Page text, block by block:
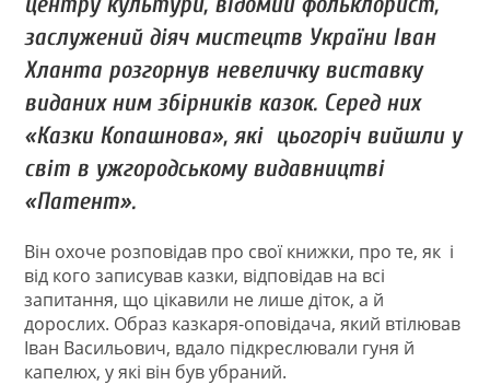
заслужений діяч мистецтв України Іван
Хланта розгорнув невеличку виставку
виданих ним збірників казок. Серед них
«Казки Копашнова», які цьогоріч вийшли у
світ в ужгородському видавництві
«Патент».
Він охоче розповідав про свої книжки, про те, як і
від кого записував казки, відповідав на всі
запитання, що цікавили не лише діток, а й
дорослих. Образ казкаря-оповідача, який втілював
Іван Васильович, вдало підкреслювали гуня й
капелюх, у які він був убраний.